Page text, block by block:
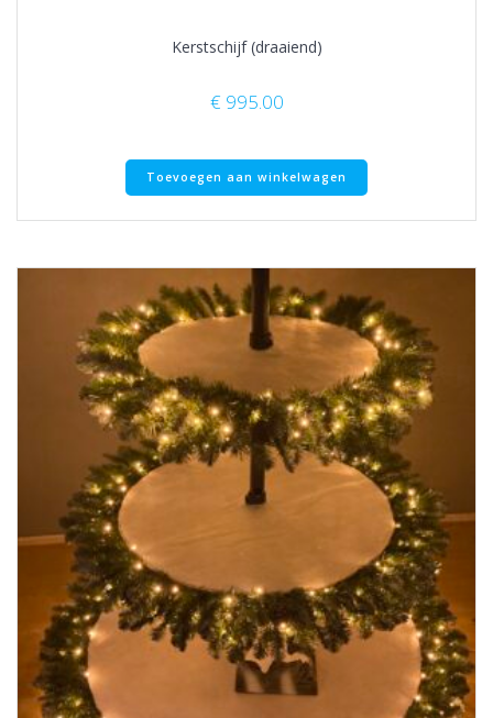
Kerstschijf (draaiend)
€ 995.00
Toevoegen aan winkelwagen